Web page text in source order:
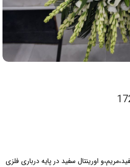
اورینتال سفید در پایه درباری فلزی